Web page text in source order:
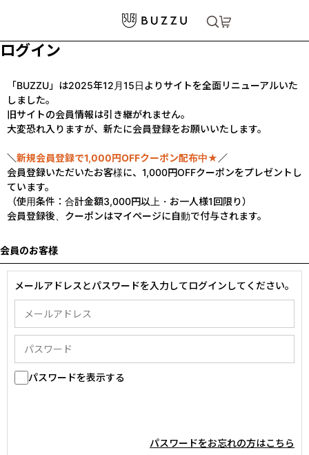
ログイン
「BUZZU」は2025年12月15日よりサイトを全面リニューアルいた
しました。
旧サイトの会員情報は引き継がれません。
大変恐れ入りますが、新たに会員登録をお願いいたします。
＼新規会員登録で1,000円OFFクーポン配布中★ ／
会員登録いただいたお客様に、1,000円OFFクーポンをプレゼントし
ています。
（使用条件：合計金額3,000円以上・お一人様1回限り）
会員登録後、クーポンはマイページに自動で付与されます。
会員のお客様
メールアドレスとパスワードを入力してログインしてください。
パスワードを表示する
パスワードをお忘れの方はこちら